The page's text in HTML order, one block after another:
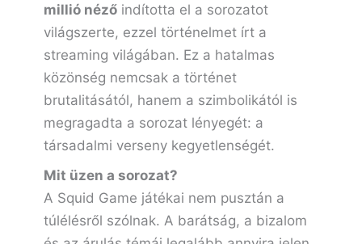
millió néző indította el a sorozatot
világszerte, ezzel történelmet írt a
streaming világában. Ez a hatalmas
közönség nemcsak a történet
brutalitásától, hanem a szimbolikától is
megragadta a sorozat lényegét: a
társadalmi verseny kegyetlenségét.
Mit üzen a sorozat?
A Squid Game játékai nem pusztán a
túlélésről szólnak. A barátság, a bizalom